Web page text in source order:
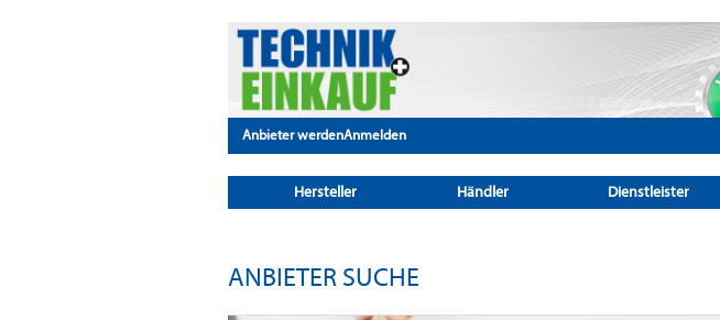
Anbieter werdenAnmelden
Hersteller Händler Dienstleister
ANBIETER SUCHE